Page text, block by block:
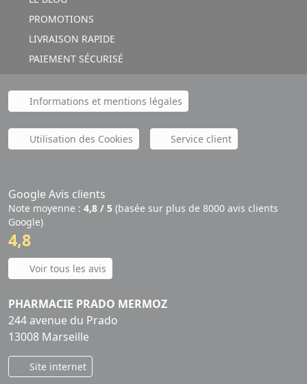
PROMOTIONS
LIVRAISON RAPIDE
PAIEMENT SÉCURISÉ
Informations et mentions légales
Utilisation des Cookies Service client
Google Avis clients
Note moyenne : 4,8 / 5 (basée sur plus de 8000 avis clients
Google)
4,8
Voir tous les avis
PHARMACIE PRADO MERMOZ
244 avenue du Prado
13008 Marseille
Site internet